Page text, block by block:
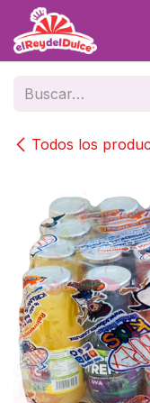
Ir al contenido
Todos los